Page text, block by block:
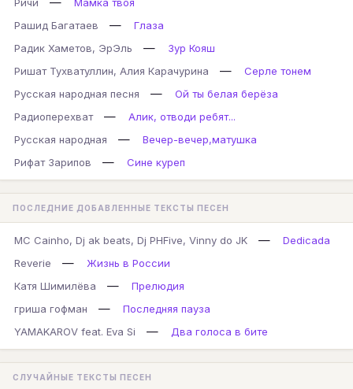
Рашид Багатаев
—
Глаза
Радик Хаметов, ЭрЭль
—
Зур Кояш
Ришат Тухватуллин, Алия Карачурина
—
Серле тонем
Русская народная песня
—
Ой ты белая берёза
Радиоперехват
—
Алик, отводи ребят...
Русская народная
—
Вечер-вечер,матушка
Рифат Зарипов
— Сине куреп
ПОСЛЕДНИЕ ДОБАВЛЕННЫЕ ТЕКСТЫ ПЕСЕН
MC Cainho, Dj ak beats, Dj PHFive, Vinny do JK —
Dedicada
Reverie
—
Жизнь в России
Катя Шимилёва
—
Прелюдия
гриша гофман
—
Последняя пауза
YAMAKAROV feat. Eva Si
— Два голоса в бите
СЛУЧАЙНЫЕ ТЕКСТЫ ПЕСЕН